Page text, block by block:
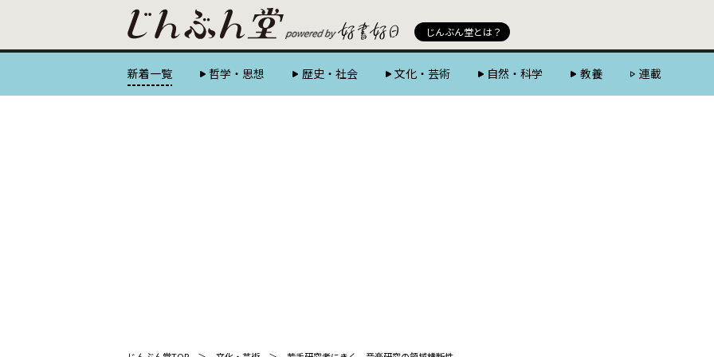
じんぶん堂とは？
新着一覧 哲学・思想 歴史・社会 文化・芸術 自然・科学 教養 連載